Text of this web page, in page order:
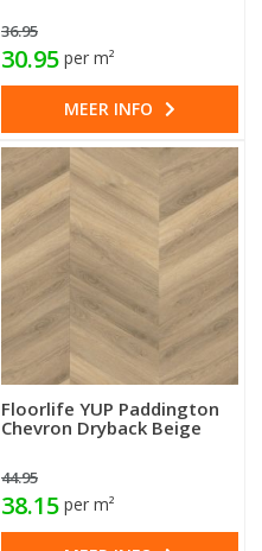
36.95
30.95 per m²
MEER INFO
Floorlife YUP Paddington
Chevron Dryback Beige
44.95
38.15 per m²